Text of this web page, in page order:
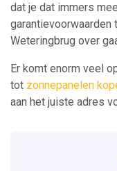
dat je dat immers
garantievoorwaarden
Weteringbrug over
Er komt enorm veel
tot zonnepanelen
aan het juiste adres